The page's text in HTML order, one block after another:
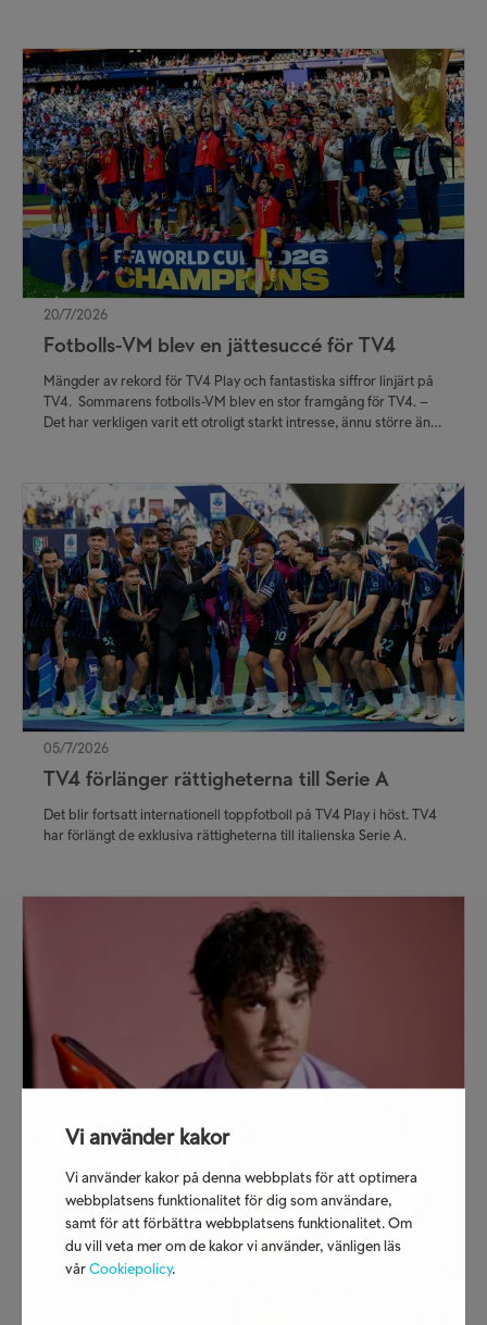
Vi använder kakor
Vi använder kakor på denna webbplats för att optimera
webbplatsens funktionalitet för dig som användare,
samt för att förbättra webbplatsens funktionalitet. Om
du vill veta mer om de kakor vi använder, vänligen läs
vårCookiepolicy.
vardagsliv.Se den första trailern från programmet i spelaren
ovan!
20/7/2026
Fotbolls-VM blev en jättesuccé för TV4
Mängder av rekord för TV4 Play och fantastiska siffror linjärt på
TV4. Sommarens fotbolls-VM blev en stor framgång för TV4. –
Det har verkligen varit ett otroligt starkt intresse, ännu större än
transformationen fortsätter, säger Jens Håkansta, kanalchef på
TV4.
05/7/2026
TV4 förlänger rättigheterna till Serie A
Det blir fortsatt internationell toppfotboll på TV4 Play i höst. TV4
har förlängt de exklusiva rättigheterna till italienska Serie A.